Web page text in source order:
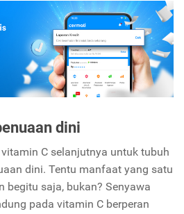
dini
C selanjutnya untuk tubuh
dini. Tentu manfaat yang satu
begitu saja, bukan? Senyawa
pada vitamin C berperan